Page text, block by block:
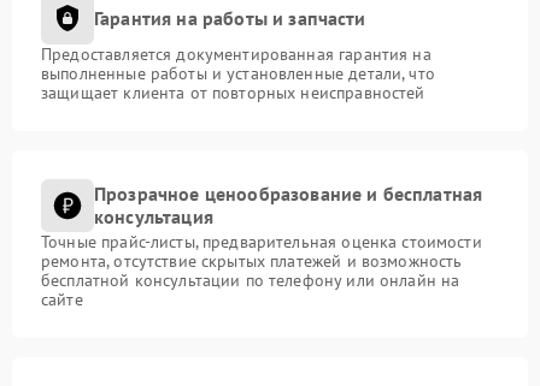
Гарантия на работы и запчасти
Предоставляется документированная гарантия на
выполненные работы и установленные детали, что
защищает клиента от повторных неисправностей
Прозрачное ценообразование и бесплатная
консультация
Точные прайс-листы, предварительная оценка стоимости
ремонта, отсутствие скрытых платежей и возможность
бесплатной консультации по телефону или онлайн на
сайте